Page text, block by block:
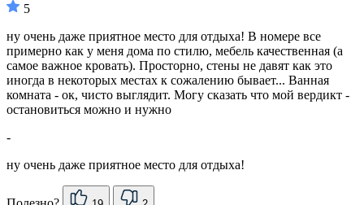
5
ну очень даже приятное место для отдыха! В номере все
примерно как у меня дома по стилю, мебель качественная (а
самое важное кровать). Просторно, стены не давят как это
иногда в некоторых местах к сожалению бывает... Ванная
комната - ок, чисто выглядит. Могу сказать что мой вердикт -
остановиться можно и нужно
-
ну очень даже приятное место для отдыха!